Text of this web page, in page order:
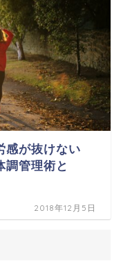
感が抜けない
調管理術と
2018年12月5日